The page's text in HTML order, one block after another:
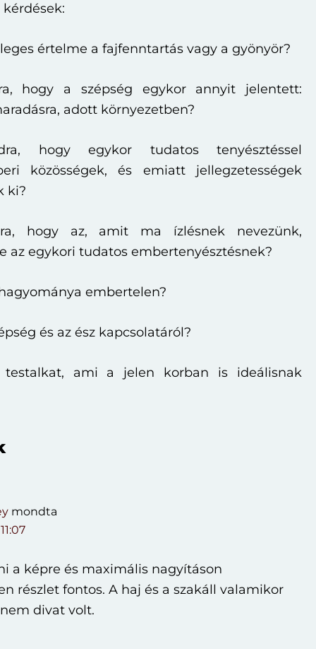
értelme a fajfenntartás vagy a gyönyör?
hogy a szépség egykor annyit jelentett:
adott környezetben?
hogy egykor tudatos tenyésztéssel
közösségek, és emiatt jellegzetességek
ki?
hogy az, amit ma ízlésnek nevezünk,
az egykori tudatos embertenyésztésnek?
embertelen?
és az ész kapcsolatáról?
testalkat, ami a jelen korban is ideálisnak
mondta
a képre és maximális nagyításon
részlet fontos. A haj és a szakáll valamikor
divat volt.